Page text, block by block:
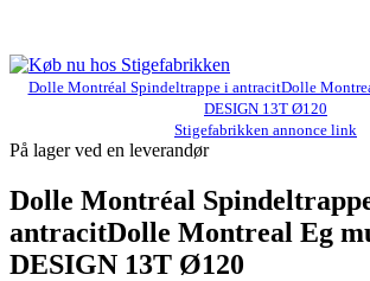
Dolle Montréal Spindeltrappe i antracitDolle
DESIGN 13T Ø120
Stigefabrikken annonce link
På lager ved en leverandør
Dolle Montréal
antracitDolle Montreal Eg
DESIGN 13T Ø120